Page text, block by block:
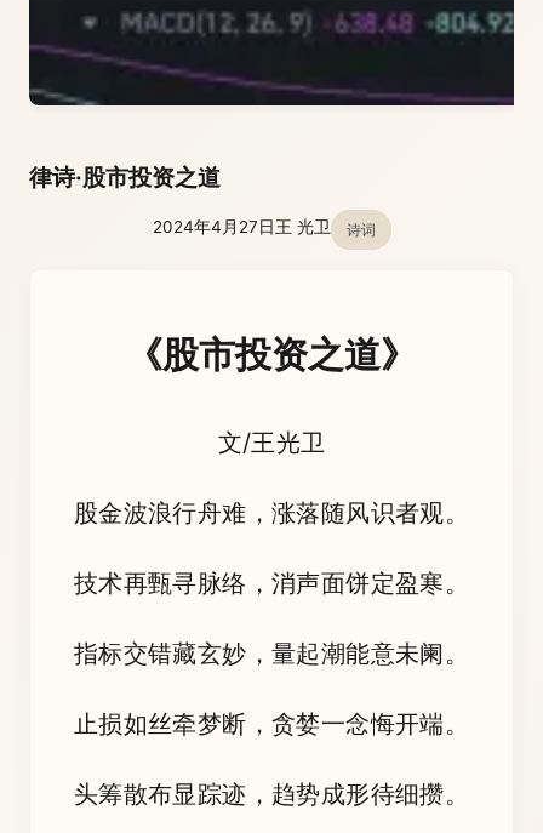
律诗·股市投资之道
2024年4月27日王 光卫 诗词
《股市投资之道》
文/王光卫
股金波浪行舟难，涨落随风识者观。
技术再甄寻脉络，消声面饼定盈寒。
指标交错藏玄妙，量起潮能意未阑。
止损如丝牵梦断，贪婪一念悔开端。
头筹散布显踪迹，趋势成形待细攒。